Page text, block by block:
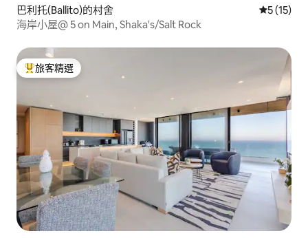
巴利托(Ballito)的村舍 從 15 則
5 (15)
海岸小屋@ 5 on Main, Shaka's/Salt Rock
旅客精選榜首
旅客精選